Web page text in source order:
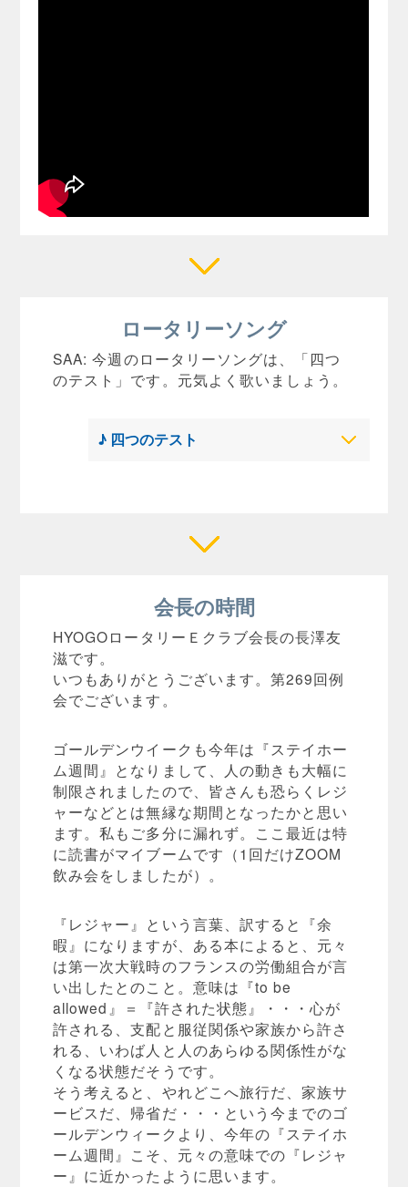
ロータリーソング
SAA: 今週のロータリーソングは、「四つ
のテスト」です。元気よく歌いましょう。
♪ 四つのテスト
会長の時間
HYOGOロータリーＥクラブ会長の長澤友
滋です。
いつもありがとうございます。第269回例
会でございます。
ゴールデンウイークも今年は『ステイホー
ム週間』となりまして、人の動きも大幅に
制限されましたので、皆さんも恐らくレジ
ャーなどとは無縁な期間となったかと思い
ます。私もご多分に漏れず。ここ最近は特
に読書がマイブームです（1回だけZOOM
飲み会をしましたが）。
『レジャー』という言葉、訳すると『余
暇』になりますが、ある本によると、元々
は第一次大戦時のフランスの労働組合が言
い出したとのこと。意味は『to be
allowed』＝『許された状態』・・・心が
許される、支配と服従関係や家族から許さ
れる、いわば人と人のあらゆる関係性がな
くなる状態だそうです。
そう考えると、やれどこへ旅行だ、家族サ
ービスだ、帰省だ・・・という今までのゴ
ールデンウィークより、今年の『ステイホ
ーム週間』こそ、元々の意味での『レジャ
ー』に近かったように思います。